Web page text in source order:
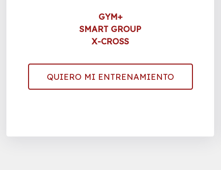
GYM+
SMART GROUP
X-CROSS
QUIERO MI ENTRENAMIENTO